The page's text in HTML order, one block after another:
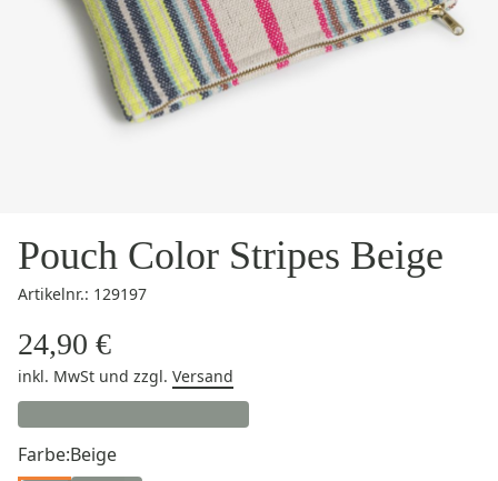
Pouch Color Stripes Beige
Artikelnr.: 129197
24,90 €
inkl. MwSt und zzgl. Versand
Farbe:Beige